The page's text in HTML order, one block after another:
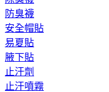
防臭襪
安全帽貼
易夏貼
腋下貼
止汗劑
止汗噴霧